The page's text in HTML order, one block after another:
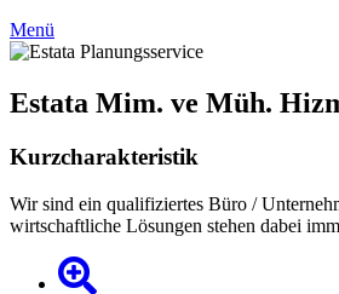
Menü
Estata Mim. ve Müh.
Kurzcharakteristik
Wir sind ein qualifiziertes Büro /
wirtschaftliche Lösungen stehen dabei